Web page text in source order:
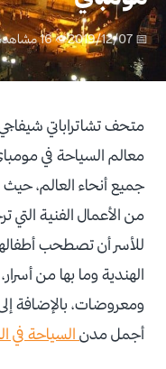
📅 2019/12/07 👁 16 مشاهدة
متحف تشاتراباتي
معالم السياحة في
جميع أنحاء العالم،
من الأعمال الفنية التي
للأسر أن تصطحب
الهندية وما بها من
ومعروضات، بالإضافة
أجمل مدن السياحة في